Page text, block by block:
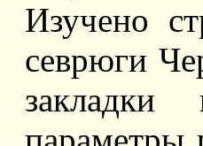
Изучено
севрюги
закладки